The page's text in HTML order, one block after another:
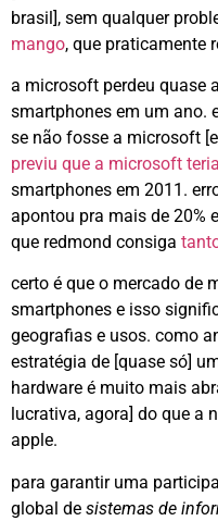
brasil], sem qualquer
mango, que praticamente
a microsoft perdeu quase
smartphones em um ano.
se não fosse a microsoft
previu que a microsoft
smartphones em 2011.
apontou pra mais de 20%
que redmond consiga
certo é que o mercado de
smartphones e isso
geografias e usos. como
estratégia de [quase só]
hardware é muito mais
lucrativa, agora] do que a
apple.
para garantir uma
global de sistemas de